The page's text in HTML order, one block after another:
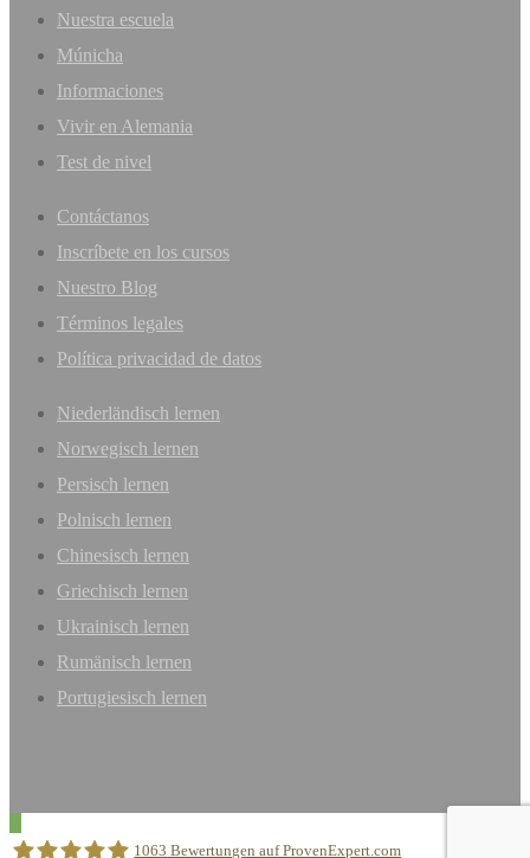
Nuestra escuela
Múnicha
Informaciones
Vivir en Alemania
Test de nivel
Contáctanos
Inscríbete en los cursos
Nuestro Blog
Términos legales
Política privacidad de datos
Niederländisch lernen
Norwegisch lernen
Persisch lernen
Polnisch lernen
Chinesisch lernen
Griechisch lernen
Ukrainisch lernen
Rumänisch lernen
Portugiesisch lernen
1063 Bewertungen auf ProvenExpert.com